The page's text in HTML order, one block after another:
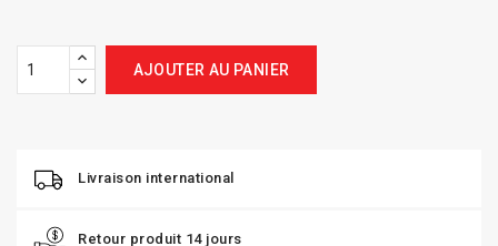
AJOUTER AU PANIER
Livraison international
Retour produit 14 jours